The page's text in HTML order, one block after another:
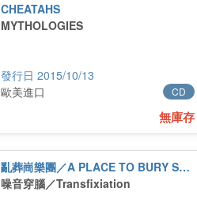
CHEATAHS
MYTHOLOGIES
2015/10/13
CD
歐美進口
無庫存
亂葬崗樂團／A PLACE TO BURY STRANGERS
噪音穿腦／Transfixiation